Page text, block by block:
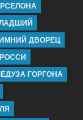
ДВОРЕЦ
ГОРГОНА